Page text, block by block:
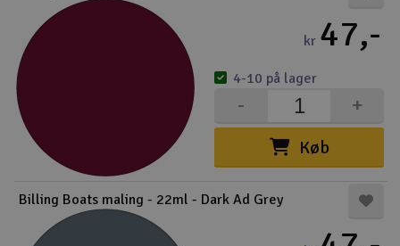
Motor & tilbehør
Scooter & elkøretøj
kr 47,-
Køb
+
-
4-10 på lager
Billing Boats maling - 22ml - Dark Ad Grey